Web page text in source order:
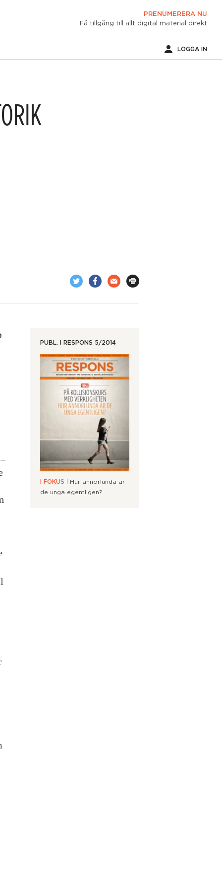
PRENUMERERA NU
Få tillgång till allt digital material direkt
LOGGA IN
PUBL. I RESPONS 5/2014
I FOKUS
| Hur annorlunda är
de unga egentligen?